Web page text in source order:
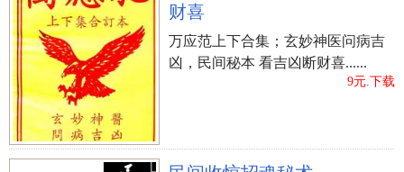
财喜
万应范上下合集；玄妙神医问病吉
凶，民间秘本 看吉凶断财喜......
9元.下载